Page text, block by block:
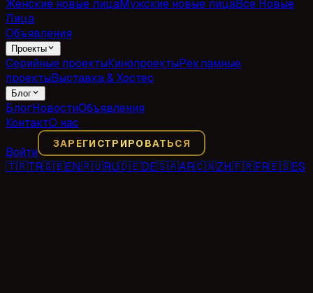
Женские новые лицаМужские новые лицаВсе Новые
Лица
Объявления
Проекты
Серийные проектыКинопроектыРекламные
проектыВыставка & Хостес
Блог
БлогНовостиОбъявления
КонтактО нас
Войти
ЗАРЕГИСТРИРОВАТЬСЯ
🇹🇷TR🇬🇧EN🇷🇺RU🇩🇪DE🇸🇦AR🇨🇳ZH🇫🇷FR🇪🇸ES